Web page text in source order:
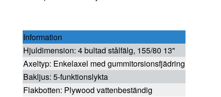
Information
Hjuldimension: 4 bultad stålfälg, 155/80 13"
Axeltyp: Enkelaxel med gummitorsionsfjädring
Bakljus: 5-funktionslykta
Flakbotten: Plywood vattenbeständig